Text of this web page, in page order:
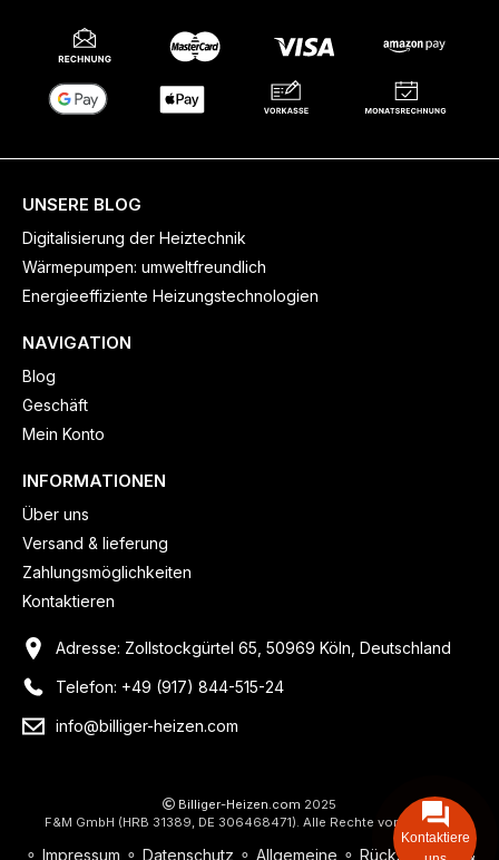
UNSERE BLOG
Digitalisierung der Heiztechnik
Wärmepumpen: umweltfreundlich
Energieeffiziente Heizungstechnologien
NAVIGATION
Blog
Geschäft
Mein Konto
INFORMATIONEN
Über uns
Versand & lieferung
Zahlungsmöglichkeiten
Kontaktieren
Adresse: Zollstockgürtel 65, 50969 Köln, Deutschland
Telefon: +49 (917) 844-515-24
info@billiger-heizen.com
Billiger-Heizen.com 2025
F&M GmbH (HRB 31389, DE 306468471). Alle Rechte vorbehalten.
⚬ Impressum ⚬ Datenschutz ⚬ Allgemeine ⚬ Rücksendung &
Kontaktiere